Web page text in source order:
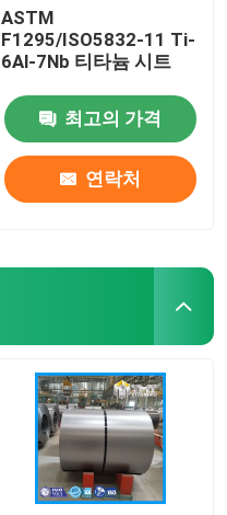
ASTM
F1295/ISO5832-11 Ti-
6Al-7Nb 티타늄 시트
최고의 가격
연락처